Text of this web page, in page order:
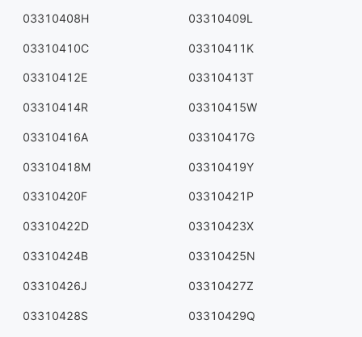
03310408H 03310409L
03310410C 03310411K
03310412E 03310413T
03310414R 03310415W
03310416A 03310417G
03310418M 03310419Y
03310420F 03310421P
03310422D 03310423X
03310424B 03310425N
03310426J 03310427Z
03310428S 03310429Q